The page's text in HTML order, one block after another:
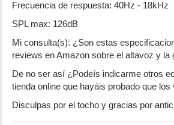
Frecuencia de respuesta: 40Hz - 18kHz
SPL max: 126dB
Mi consulta(s): ¿Son estas
reviews en Amazon sobre el altavoz y la
De no ser así ¿Podeís indicarme otros
tienda online que hayáis probado que
Disculpas por el tocho y gracias por